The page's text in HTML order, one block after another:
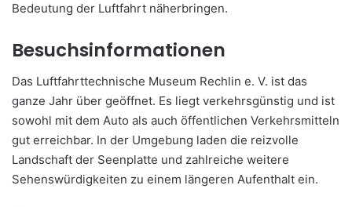
Bedeutung der Luftfahrt näherbringen.
Besuchsinformationen
Das Luftfahrttechnische Museum Rechlin e. V. ist das
ganze Jahr über geöffnet. Es liegt verkehrsgünstig und ist
sowohl mit dem Auto als auch öffentlichen Verkehrsmitteln
gut erreichbar. In der Umgebung laden die reizvolle
Landschaft der Seenplatte und zahlreiche weitere
Sehenswürdigkeiten zu einem längeren Aufenthalt ein.